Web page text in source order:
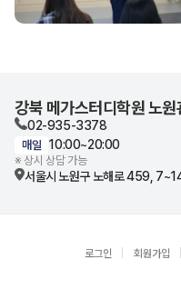
강북 메가스터디학원 노원
02-935-3378
매일 10:00~20:00
※ 상시 상담 가능
서울시 노원구 노해로 459,
로그인 회원가입